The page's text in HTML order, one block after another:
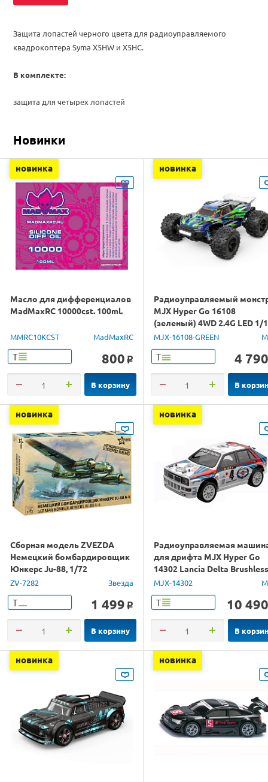
Защита лопастей черного цвета для радиоуправляемого
квадрокоптера Syma X5HW и X5HC.
В комплекте:
защита для четырех лопастей
Новинки
новинка
Масло для дифференциалов
MadMaxRC 10000cst. 100ml.
MMRC10KCST MadMaxRC
Т 800 o
В корзину
новинка
Радиоуправляемый
MJX Hyper Go 16108
(зеленый) 4WD 2.4G LED 1/
RTR
MJX-16108-GREEN
Т 4 790
В
новинка
Сборная модель ZVEZDA
Немецкий бомбардировщик
Юнкерс Ju-88, 1/72
ZV-7282 Звезда
Т 1 499 o
В корзину
новинка
Радиоуправляемая
для дрифта MJX Hyper Go
14302 Lancia Delta Brushless
4WD 2.4G LED 1/14 RTR
MJX-14302
Т 10 490
В
новинка новинка